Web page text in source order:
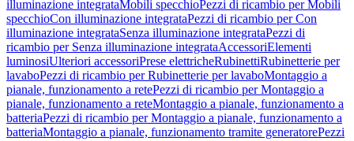
illuminazione integrataMobili specchioPezzi di ricambio per Mobili
specchioCon illuminazione integrataPezzi di ricambio per Con
illuminazione integrataSenza illuminazione integrataPezzi di
ricambio per Senza illuminazione integrataAccessoriElementi
luminosiUlteriori accessoriPrese elettricheRubinettiRubinetterie per
lavaboPezzi di ricambio per Rubinetterie per lavaboMontaggio a
pianale, funzionamento a retePezzi di ricambio per Montaggio a
pianale, funzionamento a reteMontaggio a pianale, funzionamento a
batteriaPezzi di ricambio per Montaggio a pianale, funzionamento a
batteriaMontaggio a pianale, funzionamento tramite generatorePezzi